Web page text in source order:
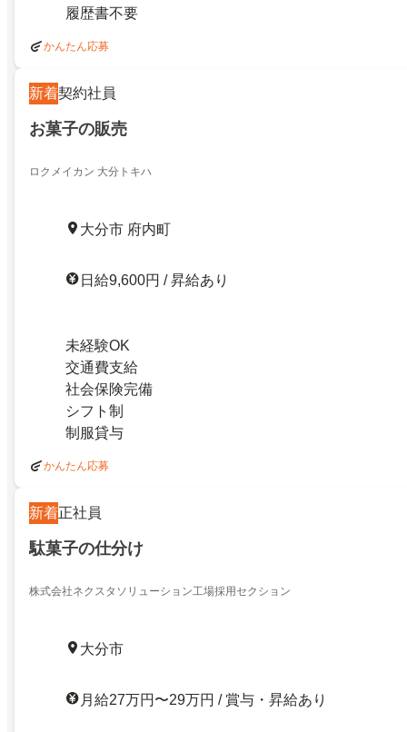
履歴書不要
かんたん応募
新着契約社員
お菓子の販売
ロクメイカン 大分トキハ
大分市 府内町
日給9,600円 / 昇給あり
未経験OK
交通費支給
社会保険完備
シフト制
制服貸与
かんたん応募
新着正社員
駄菓子の仕分け
株式会社ネクスタソリューション工場採用セクション
大分市
月給27万円〜29万円 / 賞与・昇給あり